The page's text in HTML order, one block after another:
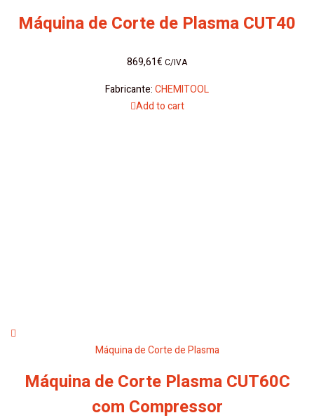
Máquina de Corte de Plasma CUT40
869,61€ C/IVA
Fabricante:CHEMITOOL
Add to cart
Máquina de Corte de Plasma
Máquina de Corte Plasma CUT60C
com Compressor